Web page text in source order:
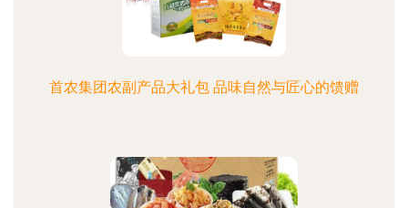
首农集团农副产品大礼包 品味自然与匠心的馈赠